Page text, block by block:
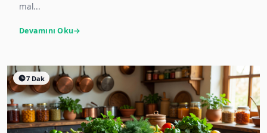
mal...
Devamını Oku
7 Dak